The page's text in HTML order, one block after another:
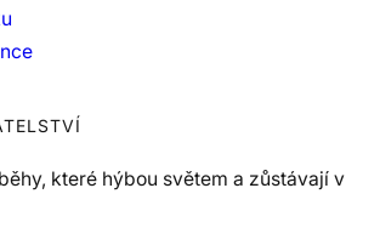
které hýbou světem a zůstávají v